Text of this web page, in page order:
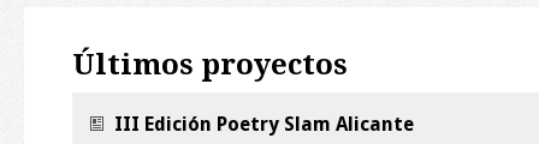
Últimos proyectos
III Edición Poetry Slam Alicante